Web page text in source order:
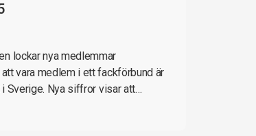
lockar nya medlemmar
vara medlem i ett fackförbund är
Sverige. Nya siffror visar att…